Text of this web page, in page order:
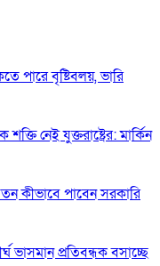
পারে বৃষ্টিবলয়, ভারি
নেই যুক্তরাষ্ট্রের: মার্কিন
কীভাবে পাবেন সরকারি
ভাসমান প্রতিবন্ধক বসাচ্ছে